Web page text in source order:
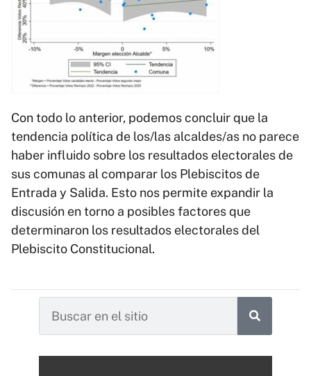
Con todo lo anterior, podemos concluir que la
tendencia política de los/las alcaldes/as no parece
haber influido sobre los resultados electorales de
sus comunas al comparar los Plebiscitos de
Entrada y Salida. Esto nos permite expandir la
discusión en torno a posibles factores que
determinaron los resultados electorales del
Plebiscito Constitucional.